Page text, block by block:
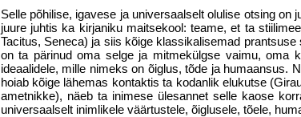
Selle põhilise, igavese ja universaalselt olulise otsing
juure juhtis ka kirjaniku maitsekool: teame, et ta
Tacitus, Seneca) ja siis kõige klassikalisemad
on ta pärinud oma selge ja mitmekülgse vaimu, oma
ideaalidele, mille nimeks on õiglus, tõde ja humaansus.
hoiab kõige lähemas kontaktis ta kodanlik elukutse
ametnikke), näeb ta inimese ülesannet selle kaose
universaalselt inimlikele väärtustele, õiglusele, tõele,